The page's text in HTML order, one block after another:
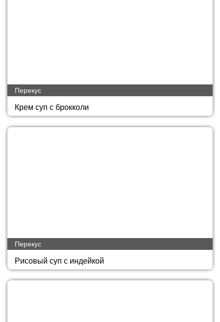
Крем суп с брокколи
Перекус
Рисовый суп с индейкой
Перекус